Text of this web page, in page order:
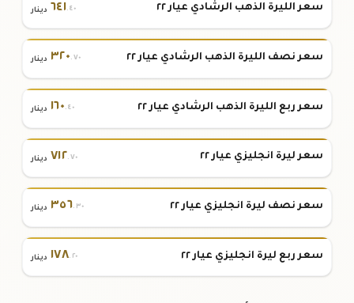
سعر الليرة الذهب الرشادي عيار ٢٢ ٦٤١.٤٠ دينار
سعر نصف الليرة الذهب الرشادي عيار ٢٢ ٣٢٠.٧٠ دينار
سعر ربع الليرة الذهب الرشادي عيار ٢٢ ١٦٠.٤٠ دينار
سعر ليرة انجليزي عيار ٢٢ ٧١٢.٧٠ دينار
سعر نصف ليرة انجليزي عيار ٢٢ ٣٥٦.٣٠ دينار
سعر ربع ليرة انجليزي عيار ٢٢ ١٧٨.٢٠ دينار